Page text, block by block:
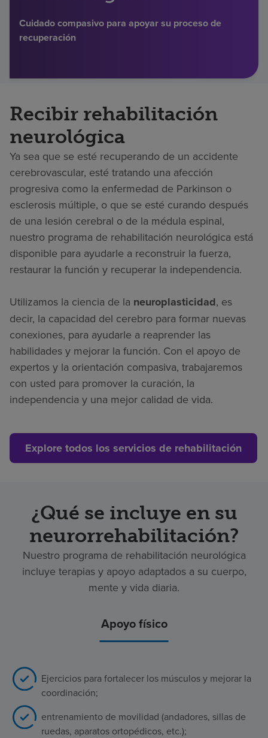
Buscar un centro
Pagar mi factura
Cuidado compasivo para apoyar su proceso de
recuperación
Recibir rehabilitación
neurológica
Ya sea que se esté recuperando de un accidente
cerebrovascular, esté tratando una afección
progresiva como la enfermedad de Parkinson o
esclerosis múltiple, o que se esté curando después
de una lesión cerebral o de la médula espinal,
nuestro programa de rehabilitación neurológica está
disponible para ayudarle a reconstruir la fuerza,
restaurar la función y recuperar la independencia.
Utilizamos la ciencia de la neuroplasticidad, es
decir, la capacidad del cerebro para formar nuevas
conexiones, para ayudarle a reaprender las
habilidades y mejorar la función. Con el apoyo de
expertos y la orientación compasiva, trabajaremos
con usted para promover la curación, la
independencia y una mejor calidad de vida.
Explore todos los servicios de rehabilitación
¿Qué se incluye en su
neurorrehabilitación?
Nuestro programa de rehabilitación neurológica
incluye terapias y apoyo adaptados a su cuerpo,
mente y vida diaria.
Apoyo físico
Ejercicios para fortalecer los músculos y mejorar la
coordinación;
entrenamiento de movilidad (andadores, sillas de
ruedas, aparatos ortopédicos, etc.);